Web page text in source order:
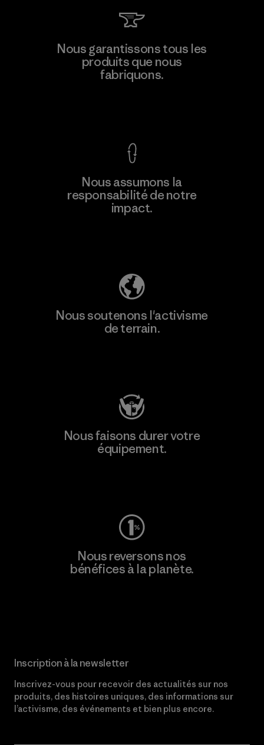
Li Peng Enterprise Co., Ltd.
Material-supplier
Nous garantissons tous les
produits que nous
fabriquons.
Nous assumons la
responsabilité de notre
impact.
Nous soutenons l'activisme
de terrain.
Nous faisons durer votre
équipement.
Nous reversons nos
bénéfices à la planète.
Inscription à la newsletter
Inscrivez-vous pour recevoir des actualités sur nos
produits, des histoires uniques, des informations sur
l’activisme, des événements et bien plus encore.